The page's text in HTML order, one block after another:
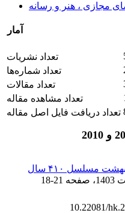
مجازی ، هنر و رسانه
آمار
تعداد نشریات
تعداد شماره‌ها
تعداد مقالات
تعداد مشاهده مقاله
تعداد دریافت فایل اصل مقاله
دوره 35، مجله سلام بچه ها اردی بهشت مسلسل ۴۱۰ سال
، صفحه 18-21
10.22081/